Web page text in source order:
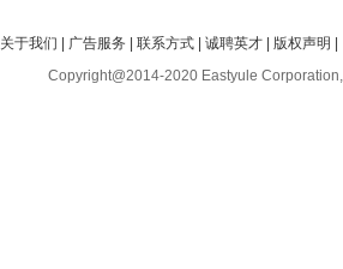
关于我们 | 广告服务 |联系方式 |诚聘英才 | 版权声明 |
Copyright@2014-2020 Eastyule